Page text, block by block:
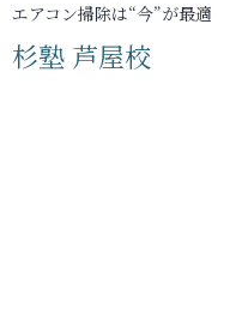
エアコン掃除は“今”が最適
杉塾 芦屋校